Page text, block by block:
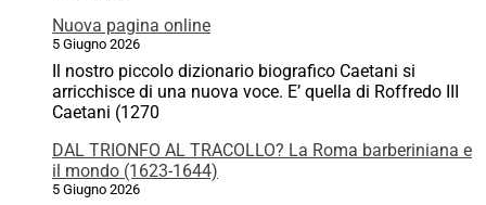
Nuova pagina online
5 Giugno 2026
Il nostro piccolo dizionario biografico Caetani si
arricchisce di una nuova voce. E’ quella di Roffredo III
Caetani (1270
DAL TRIONFO AL TRACOLLO? La Roma barberiniana e
il mondo (1623-1644)
5 Giugno 2026